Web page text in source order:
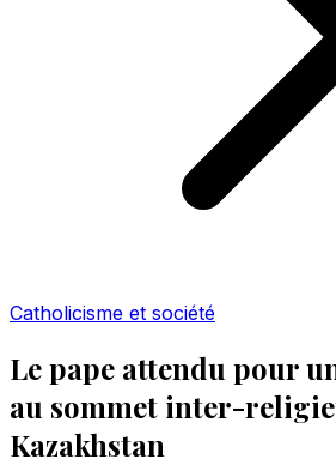
Catholicisme et société
Le pape attendu pour
au sommet inter-
Kazakhstan